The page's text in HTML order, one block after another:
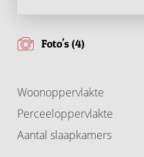
Foto's (4)
Woonoppervlakte
Perceeloppervlakte
Aantal slaapkamers